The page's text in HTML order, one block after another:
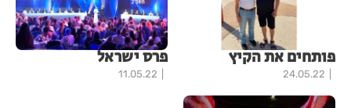
פותחים את הקיץ
24.05.22
פרס ישראל
11.05.22